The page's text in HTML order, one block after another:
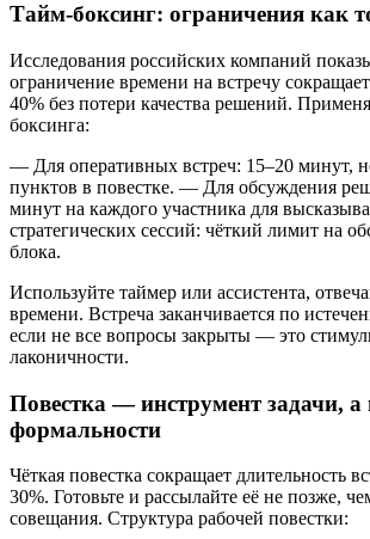
Тайм-боксинг: ограничения как
Исследования российских компаний
ограничение времени на встречу
40% без потери качества решений.
боксинга:
— Для оперативных встреч: 15–20 минут,
пунктов в повестке. — Для обсуждения
минут на каждого участника для
стратегических сессий: чёткий лимит на
блока.
Используйте таймер или ассистента,
времени. Встреча заканчивается по
если не все вопросы закрыты — это
лаконичности.
Повестка — инструмент задачи, а
формальности
Чёткая повестка сокращает длительность
30%. Готовьте и рассылайте её не позже,
совещания. Структура рабочей повестки: